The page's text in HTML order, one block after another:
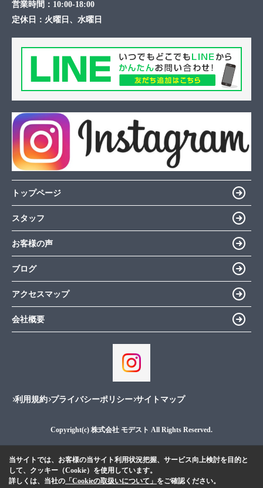
営業時間： 10:00-18:00
定休日： 火曜日、水曜日
トップページ
スタッフ
お客様の声
ブログ
アクセスマップ
会社概要
利用規約 プライバシーポリシー サイトマップ
Copyright(c) 株式会社 モデスト All Rights Reserved.
当サイトでは、お客様の当サイト利用状況把握、サービス向上検討を目的と
して、クッキー（Cookie）を使用しています。
詳しくは、当社の 「Cookieの取扱いについて」 をご確認ください。